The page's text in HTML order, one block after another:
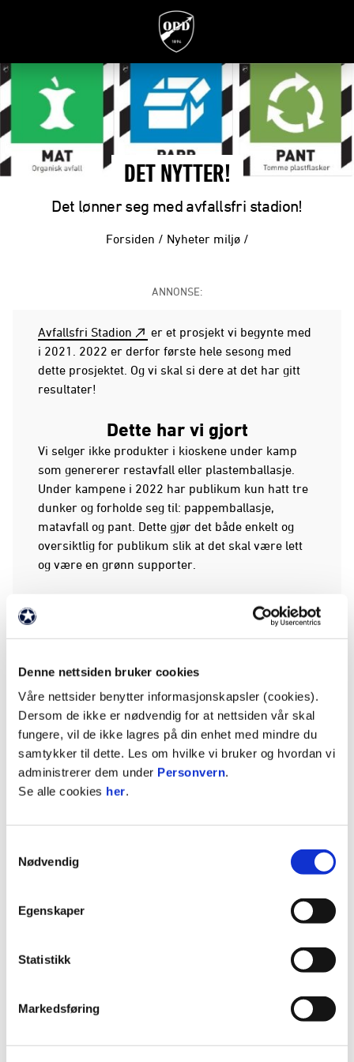
Denne nettsiden bruker cookies
Våre nettsider benytter informasjonskapsler (cookies).
Dersom de ikke er nødvendig for at nettsiden vår skal
fungere, vil de ikke lagres på din enhet med mindre du
samtykker til dette. Les om hvilke vi bruker og hvordan vi
administrerer dem under Personvern.
Se alle cookies her.
Nødvendig
Egenskaper
Statistikk
Markedsføring
DET NYTTER!
Det lønner seg med avfallsfri stadion!
Forsiden / Nyheter miljø /
ANNONSE:
Avfallsfri Stadion
er et prosjekt vi begynte med
i 2021. 2022 er derfor første hele sesong med
dette prosjektet. Og vi skal si dere at det har gitt
resultater!
Dette har vi gjort
Vi selger ikke produkter i kioskene under kamp
som genererer restavfall eller plastemballasje.
Under kampene i 2022 har publikum kun hatt tre
dunker og forholde seg til: pappemballasje,
matavfall og pant. Dette gjør det både enkelt og
oversiktlig for publikum slik at det skal være lett
og være en grønn supporter.
Grunnen til at vi gjør dette er for å få vekk
unødvendig søppel her på Skagerak Arena
samtidig som vi hindrer avfall på avveie.
Vi omgir oss med enorme mengder søppel hver
dag. Og vi vil gjerne vise at det går an å drive
arrangementer uten at det nødvendigvis trenger å
bli en opphopning av avfall som et resultat av det.
Ved å innføre Avfallsfri Stadion har vi derfor
redusert restavfallet vårt med
til å fortsette det gode arbeidet videre.
det uten dere. Dere må jo være Norges beste
Vi ønsker derfor å takke dere for den grønne
håper dere er med oss videre i kampen mot